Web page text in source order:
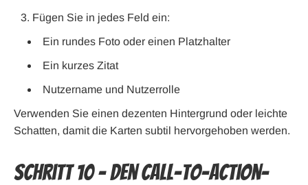
Fügen Sie in jedes Feld ein:
Ein rundes Foto oder einen Platzhalter
Ein kurzes Zitat
Nutzername und Nutzerrolle
Verwenden Sie einen dezenten Hintergrund oder leichte
Schatten, damit die Karten subtil hervorgehoben werden.
Schritt 10 – Den Call-to-Action-